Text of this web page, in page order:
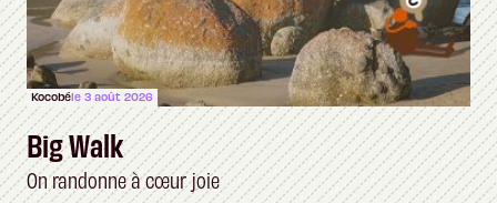
Kocobéle 3 août 2026
Big Walk
On randonne à cœur joie